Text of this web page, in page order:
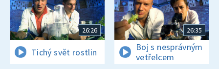
26:26
Tichý svět rostlin
26:35
Boj s nesprávným
vetřelcem